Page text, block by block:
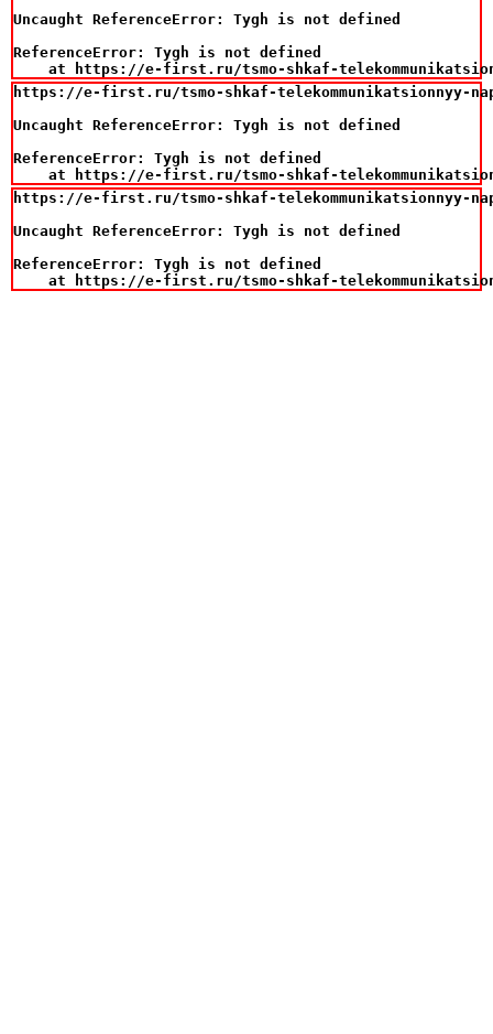
Uncaught ReferenceError: Tygh is not defined
ReferenceError: Tygh is not defined
at https://e-first.ru/tsmo-shkaf-
https://e-first.ru/tsmo-shkaf-telekommunikatsionnyy-
Uncaught ReferenceError: Tygh is not defined
ReferenceError: Tygh is not defined
at https://e-first.ru/tsmo-shkaf-
https://e-first.ru/tsmo-shkaf-telekommunikatsionnyy-
Uncaught ReferenceError: Tygh is not defined
ReferenceError: Tygh is not defined
at https://e-first.ru/tsmo-shkaf-